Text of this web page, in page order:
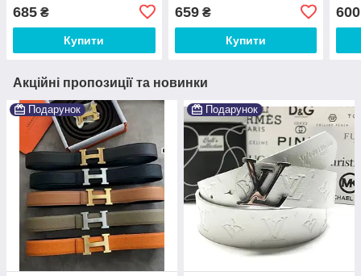
685 ₴
Купити
659₴
Купити
600
Акційні пропозиції та новинки
Подарунок Подарунок